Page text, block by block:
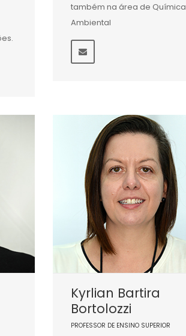
também na área de Química
Ambiental
Kyrlian Bartira
Bortolozzi
PROFESSOR DE ENSINO SUPERIOR